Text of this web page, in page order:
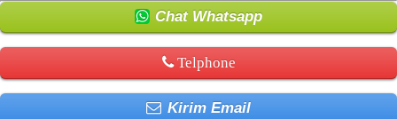
Chat Whatsapp
Telphone
Kirim Email